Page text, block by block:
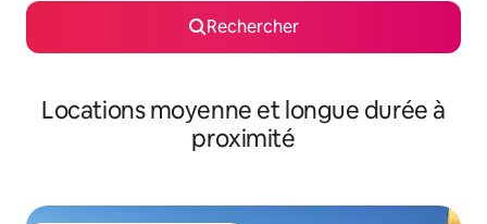
Rechercher
Locations moyenne et longue durée à
proximité